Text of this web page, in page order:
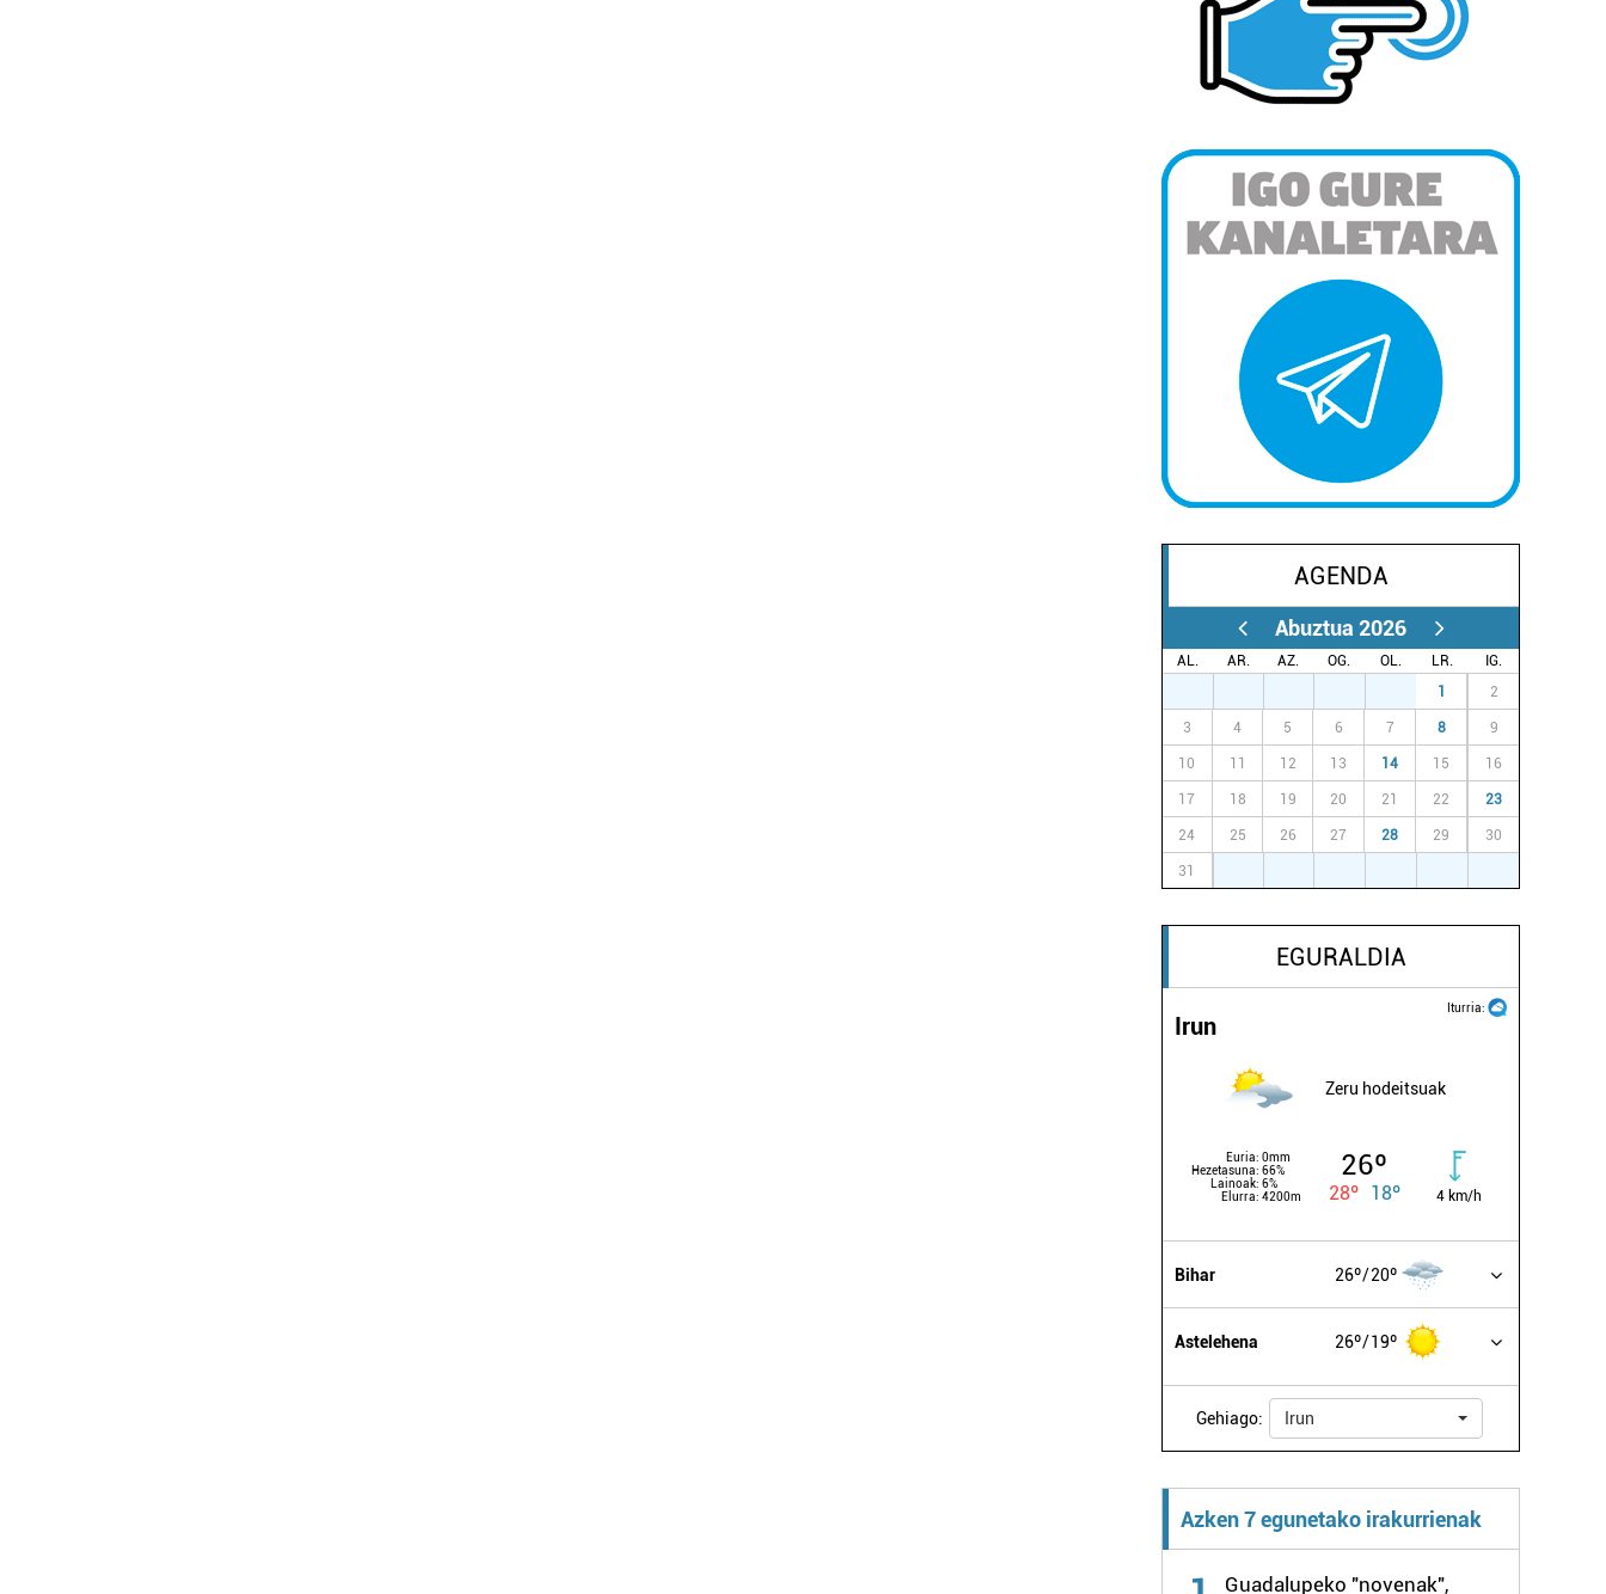
AGENDA
Abuztua 2026
AL. AR. AZ. OG. OL. LR.
IG.
1 2
3 4 5 6 7 8 9
10 11 12 13 14 15 16
17 18 19 20 21 22 23
24 25 26 27 28 29 30
31
EGURALDIA
Iturria:
Irun
Zeru hodeitsuak
Euria: 0mm
Hezetasuna: 66%
Lainoak: 6%
Elurra: 4200m
26º
28º 18º 4 km/h
Bihar 26º 20º
Astelehena 26º 19º
Gehiago: Irun
Azken 7 egunetako irakurrienak
Guadalupeko "novenak",